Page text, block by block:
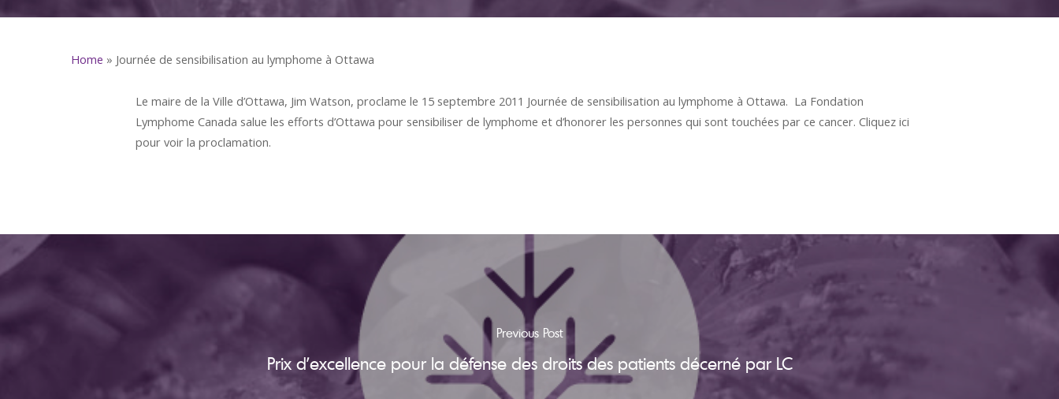
Home » Journée de sensibilisation au lymphome à Ottawa
Le maire de la Ville d’Ottawa, Jim Watson, proclame le 15 septembre 2011 Journée de sensibilisation au lymphome à Ottawa. La Fondation
Lymphome Canada salue les efforts d’Ottawa pour sensibiliser de lymphome et d’honorer les personnes qui sont touchées par ce cancer. Cliquez ici
pour voir la proclamation.
Previous Post
Prix d’excellence pour la défense des droits des patients décerné par LC